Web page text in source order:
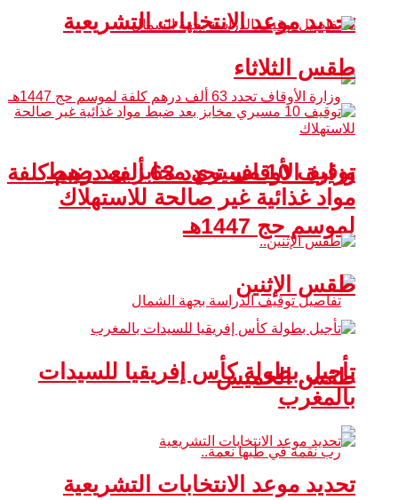
تحديد موعد الانتخابات التشريعية
وزارة الأوقاف تحدد 63 ألف درهم كلفة
لموسم حج 1447هـ
طقس الخميس
طقس الثلاثاء
توقيف 10 مسيري مخابز بعد ضبط
مواد غذائية غير صالحة للاستهلاك
طقس الإثنين
تأجيل بطولة كأس إفريقيا للسيدات
بالمغرب
تحديد موعد الانتخابات التشريعية